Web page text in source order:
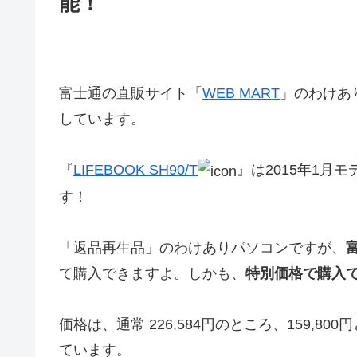
富士通の直販サイト「 WEB MART 」のわけ
しています。
『LIFEBOOK SH90/T
』は2015年1月モ
す！
「返品再生品」のわけありパソコンですが、
て購入できますよ。しかも、 特別価格で購入
価格は、通常 226,584円のところ、159,800
ています。